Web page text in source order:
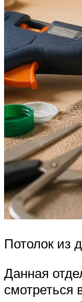
Потолок из
Данная
смотреться